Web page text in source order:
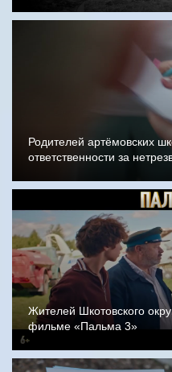
Родителей артёмовских
ответственности за
Жителей Шкотовского
фильме «Пальма 3»